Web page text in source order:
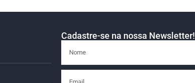
Cadastre-se na nossa Newsletter!